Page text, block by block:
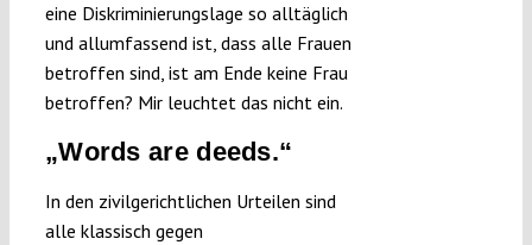
eine Diskriminierungslage so alltäglich
und allumfassend ist, dass alle Frauen
betroffen sind, ist am Ende keine Frau
betroffen? Mir leuchtet das nicht ein.
„Words are deeds.“
In den zivilgerichtlichen Urteilen sind
alle klassisch gegen